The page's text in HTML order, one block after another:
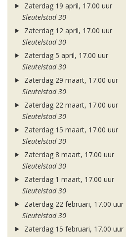
Zaterdag 19 april, 17.00 uur
Sleutelstad 30
Zaterdag 12 april, 17.00 uur
Sleutelstad 30
Zaterdag 5 april, 17.00 uur
Sleutelstad 30
Zaterdag 29 maart, 17.00 uur
Sleutelstad 30
Zaterdag 22 maart, 17.00 uur
Sleutelstad 30
Zaterdag 15 maart, 17.00 uur
Sleutelstad 30
Zaterdag 8 maart, 17.00 uur
Sleutelstad 30
Zaterdag 1 maart, 17.00 uur
Sleutelstad 30
Zaterdag 22 februari, 17.00 uur
Sleutelstad 30
Zaterdag 15 februari, 17.00 uur